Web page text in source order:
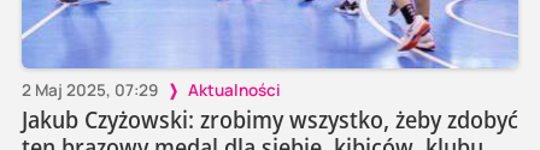
2 Maj 2025, 07:29 Aktualności
Jakub Czyżowski: zrobimy wszystko, żeby zdobyć